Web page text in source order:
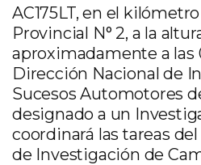
AC175LT, en el
Provincial N° 2, a la
aproximadamente a las
Dirección Nacional de
Sucesos Automotores
designado a un
coordinará las tareas
de Investigación de